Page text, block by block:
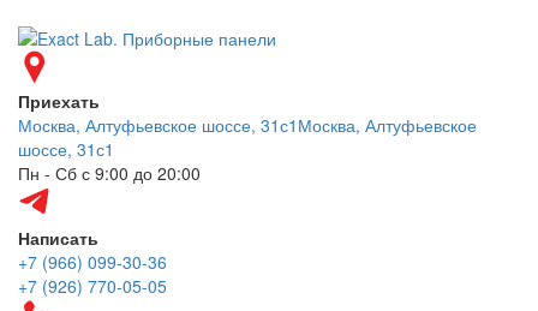
Приехать
Москва, Алтуфьевское шоссе, 31с1 Москва, Алтуфьевское
шоссе, 31с1
Пн - Сб с 9:00 до 20:00
Написать
+7 (966) 099-30-36
+7 (926) 770-05-05